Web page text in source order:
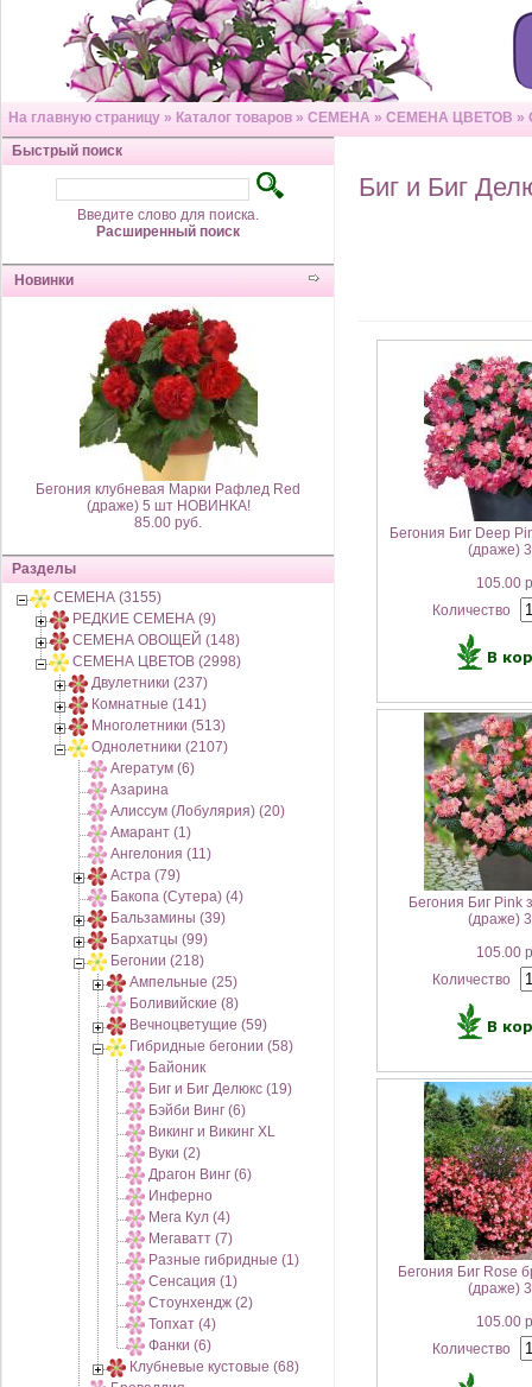
На главную страницу » Каталог товаров » СЕМЕНА » СЕМЕНА ЦВЕТОВ »
Быстрый поиск
Введите слово для поиска.
Расширенный поиск
Новинки
Бегония клубневая Марки Рафлед Red
(драже) 5 шт НОВИНКА!
85.00 руб.
Разделы
СЕМЕНА (3155)
РЕДКИЕ СЕМЕНА (9)
СЕМЕНА ОВОЩЕЙ (148)
СЕМЕНА ЦВЕТОВ (2998)
Двулетники (237)
Комнатные (141)
Многолетники (513)
Однолетники (2107)
Агератум (6)
Азарина
Алиссум (Лобулярия) (20)
Амарант (1)
Ангелония (11)
Астра (79)
Бакопа (Сутера) (4)
Бальзамины (39)
Бархатцы (99)
Бегонии (218)
Ампельные (25)
Боливийские (8)
Вечноцветущие (59)
Гибридные бегонии (58)
Байоник
Биг и Биг Делюкс (19)
Бэйби Винг (6)
Викинг и Викинг XL
Вуки (2)
Драгон Винг (6)
Инферно
Мега Кул (4)
Мегаватт (7)
Разные гибридные (1)
Сенсация (1)
Стоунхендж (2)
Топхат (4)
Фанки (6)
Клубневые кустовые (68)
Биг и Биг
Бегония Биг Deep
(драже)
105.00
Количество
Бегония Биг Pink
(драже)
105.00
Количество
Бегония Биг Rose
(драже)
105.00
Количество